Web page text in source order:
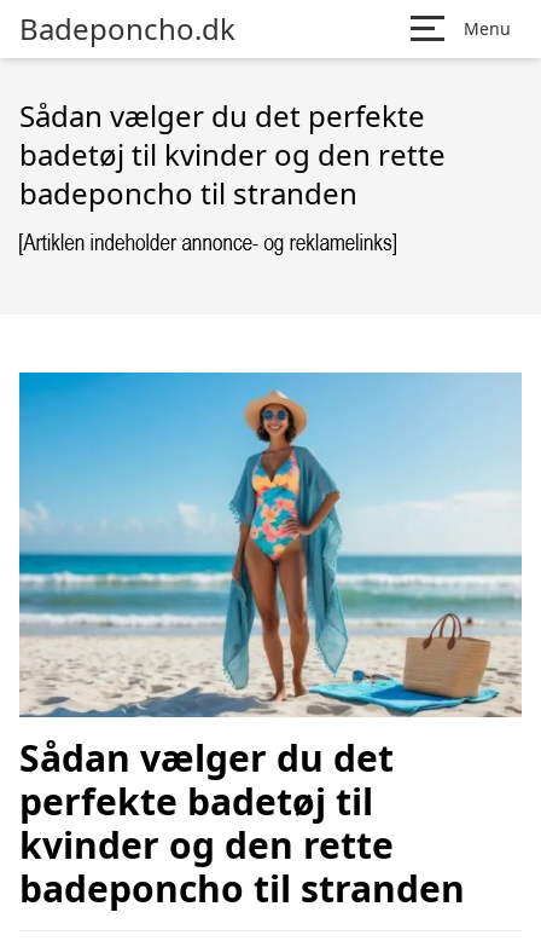
Badeponcho.dk Menu
Sådan vælger du det perfekte
badetøj til kvinder og den rette
badeponcho til stranden
Sådan vælger du det
perfekte badetøj til
kvinder og den rette
badeponcho til stranden